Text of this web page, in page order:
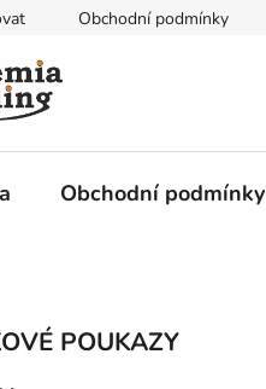
Obchodní podmínky
Obchodní podmínky
POUKAZY